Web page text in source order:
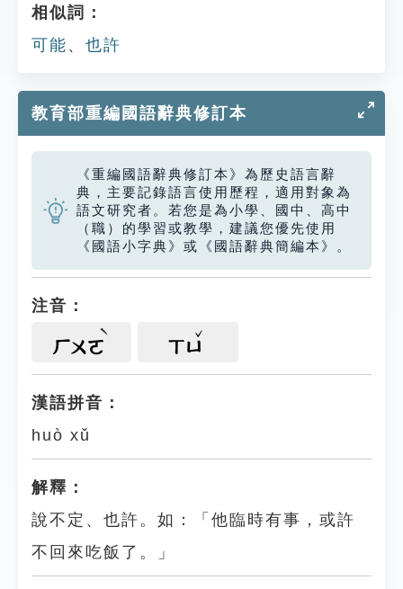
相似詞：
可能 、 也許
教育部重編國語辭典修訂本
《重編國語辭典修訂本》為歷史語言辭
典，主要記錄語言使用歷程，適用對象為
語文研究者。若您是為小學、國中、高中
（職）的學習或教學，建議您優先使用
《國語小字典》或《國語辭典簡編本》。
注音：
ㄏㄨㄛ ㄒㄩ
漢語拼音：
huò xǔ
解釋：
說不定、也許。如：「他臨時有事，或許
不回來吃飯了。」